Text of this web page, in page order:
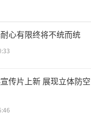
心有限终将不统而统
传片上新 展现立体防空